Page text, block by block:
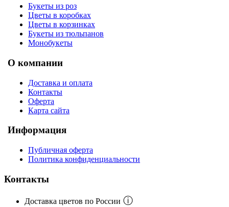
Букеты из роз
Цветы в коробках
Цветы в корзинках
Букеты из тюльпанов
Монобукеты
О компании
Доставка и оплата
Контакты
Оферта
Карта сайта
Информация
Публичная оферта
Политика конфиденциальности
Контакты
Доставка цветов по России ⓘ